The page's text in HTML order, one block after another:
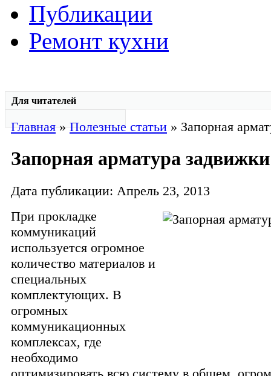
Публикации
Ремонт кухни
Для читателей
Главная»Полезные статьи » Запорная
Запорная арматура задвижки
Дата публикации: Апрель 23, 2013
При прокладке
коммуникаций
используется огромное
количество материалов и
специальных
комплектующих. В
огромных
коммуникационных
комплексах, где
необходимо